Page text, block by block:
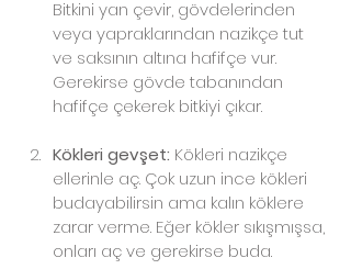
Bitkini yan çevir, gövdelerinden
veya yapraklarından nazikçe tut
ve saksının altına hafifçe vur.
Gerekirse gövde tabanından
hafifçe çekerek bitkiyi çıkar.
Kökleri gevşet: Kökleri nazikçe
ellerinle aç. Çok uzun ince kökleri
budayabilirsin ama kalın köklere
zarar verme. Eğer kökler sıkışmışsa,
onları aç ve gerekirse buda.